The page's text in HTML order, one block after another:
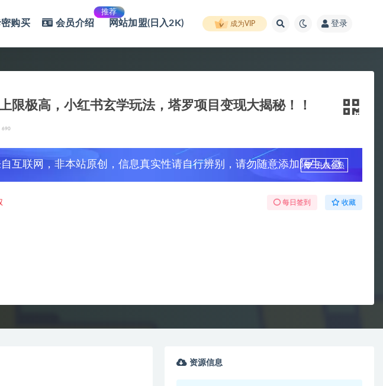
密购买 会员介绍
推荐
网站加盟(日入2K) 成为VIP 登录
限极高，小红书玄学玩法，塔罗项目变现大揭秘！！
690
自互联网，非本站原创，信息真实性请自行辨别，请勿随意添加陌生人微
升级会员
每日签到 收藏
资源信息